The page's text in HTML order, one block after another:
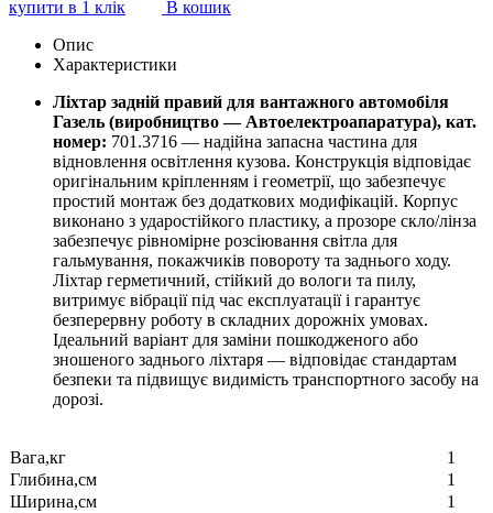
купити в 1 клік
В кошик
Опис
Характеристики
Ліхтар задній правий для вантажного автомобіля
Газель (виробництво — Автоелектроапаратура), кат.
номер: 701.3716 — надійна запасна частина для
відновлення освітлення кузова. Конструкція відповідає
оригінальним кріпленням і геометрії, що забезпечує
простий монтаж без додаткових модифікацій. Корпус
виконано з ударостійкого пластику, а прозоре скло/лінза
забезпечує рівномірне розсіювання світла для
гальмування, покажчиків повороту та заднього ходу.
Ліхтар герметичний, стійкий до вологи та пилу,
витримує вібрації під час експлуатації і гарантує
безперервну роботу в складних дорожніх умовах.
Ідеальний варіант для заміни пошкодженого або
зношеного заднього ліхтаря — відповідає стандартам
безпеки та підвищує видимість транспортного засобу на
дорозі.
Вага,кг
1
Глибина,см
1
Ширина,см
1